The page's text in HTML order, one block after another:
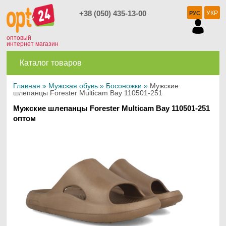
оптовый
интернет магазин
+38 (050) 435-13-00 РУС УКР
Каталог товаров
Главная » Мужская обувь » Босоножки » Мужские
шлепанцы Forester Multicam Bay 110501-251
Мужские шлепанцы Forester Multicam Bay 110501-251
оптом